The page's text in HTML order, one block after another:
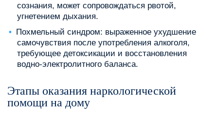
сознания, может сопровождаться рвотой,
угнетением дыхания.
Похмельный синдром: выраженное ухудшение
самочувствия после употребления алкоголя,
требующее детоксикации и восстановления
водно-электролитного баланса.
Этапы оказания наркологической
помощи на дому